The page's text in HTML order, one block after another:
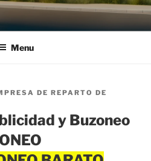
Menu
DE REPARTO DE
y Buzoneo